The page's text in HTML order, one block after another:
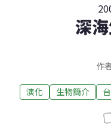
深
作
演化 生物簡介